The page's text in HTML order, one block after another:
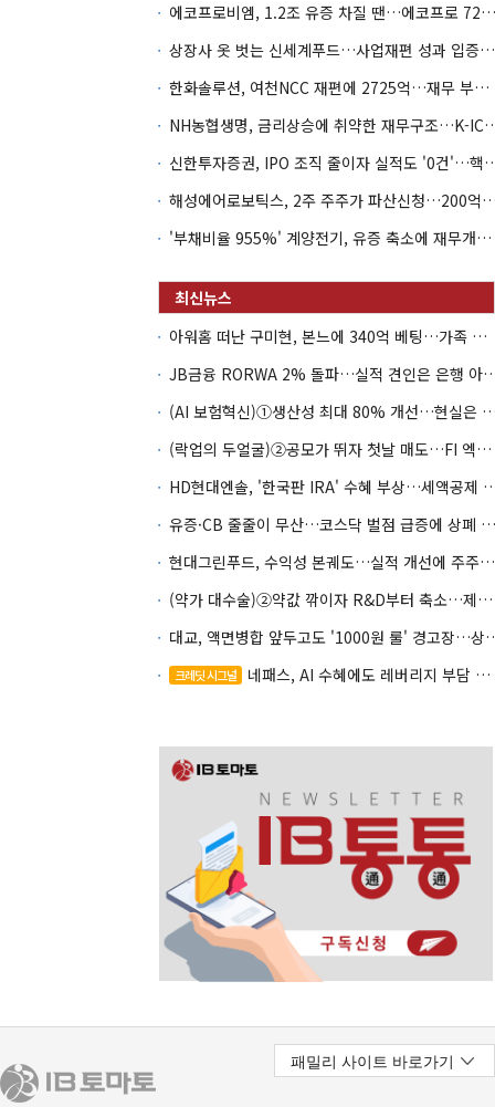
에코프로비엠, 1.2조 유증 차질 땐…에코프로 7270억 '독박'
상장사 옷 벗는 신세계푸드…사업재편 성과 입증할까
한화솔루션, 여천NCC 재편에 2725억…재무 부담 커지나
NH농협생명, 금리상승에 취
신한투자증권, IPO 조직 줄
해성에어로보틱스, 2주 주주가 파산
'부채비율 955%' 계양전기, 유증 축소에 재무개선 효과 '뚝'
아워홈 떠난 구미현, 본느에 340억 베팅…가족 지배체제 구축
JB금융 RORWA 2% 돌파…실
(AI 보험혁신)①생산성 최대 80%
(락업의 두얼굴)②공모가 뛰자 첫날 매도…FI 엑시트 전략 갈렸다
HD현대엔솔, '한국판 IRA' 수혜
유증·CB 줄줄이 무산…코스닥 벌점 급증에 상폐 압박
현대그린푸드, 수익성 본궤도…실적 개선에 주주환원까지
(약가 대수술)②약값 깎이자 R&D부터 축소…제약업계 비상경영 돌입
대교, 액면병합 앞두고
크레딧 시그널 네패스, AI 수혜에도 레버리지 부담 여전